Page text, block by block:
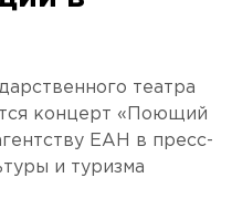
театра
концерт «Поющий
ЕАН в пресс-
и туризма